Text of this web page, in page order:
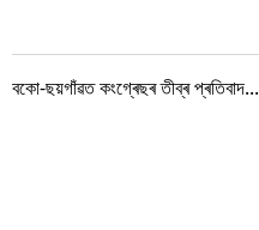
বকো-ছয়গাঁৱত কংগ্ৰেছৰ তীব্ৰ প্ৰতিবাদ...